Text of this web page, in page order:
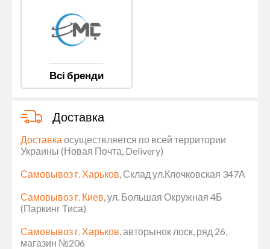
Всі бренди
Доставка
Доставка осуществляется по всей территории
Украины (Новая Почта, Delivery)
Самовывоз г. Харьков, Склад ул.Клочковская 347А
Самовывоз г. Киев, ул. Большая Окружная 4Б
(Паркинг Тиса)
Самовывоз г. Харьков, авторынок лоск, ряд 26,
магазин №206